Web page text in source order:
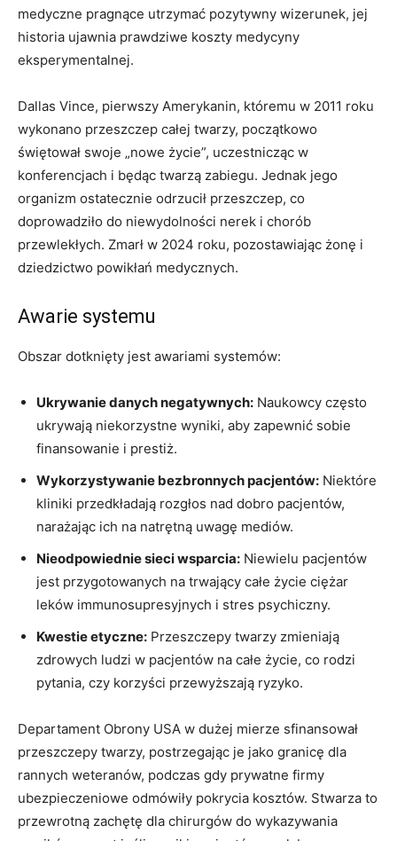
medyczne pragnące utrzymać pozytywny wizerunek, jej
historia ujawnia prawdziwe koszty medycyny
eksperymentalnej.
Dallas Vince, pierwszy Amerykanin, któremu w 2011 roku
wykonano przeszczep całej twarzy, początkowo
świętował swoje „nowe życie”, uczestnicząc w
konferencjach i będąc twarzą zabiegu. Jednak jego
organizm ostatecznie odrzucił przeszczep, co
doprowadziło do niewydolności nerek i chorób
przewlekłych. Zmarł w 2024 roku, pozostawiając żonę i
dziedzictwo powikłań medycznych.
Awarie systemu
Obszar dotknięty jest awariami systemów:
Ukrywanie danych negatywnych: Naukowcy często
ukrywają niekorzystne wyniki, aby zapewnić sobie
finansowanie i prestiż.
Wykorzystywanie bezbronnych pacjentów: Niektóre
kliniki przedkładają rozgłos nad dobro pacjentów,
narażając ich na natrętną uwagę mediów.
Nieodpowiednie sieci wsparcia: Niewielu pacjentów
jest przygotowanych na trwający całe życie ciężar
leków immunosupresyjnych i stres psychiczny.
Kwestie etyczne: Przeszczepy twarzy zmieniają
zdrowych ludzi w pacjentów na całe życie, co rodzi
pytania, czy korzyści przewyższają ryzyko.
Departament Obrony USA w dużej mierze sfinansował
przeszczepy twarzy, postrzegając je jako granicę dla
rannych weteranów, podczas gdy prywatne firmy
ubezpieczeniowe odmówiły pokrycia kosztów. Stwarza to
przewrotną zachętę dla chirurgów do wykazywania